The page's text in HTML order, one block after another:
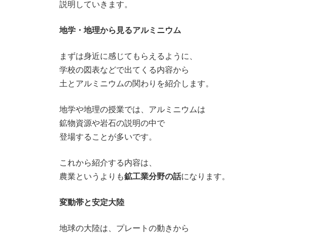
説明していきます。
地学・地理から見るアルミニウム
まずは身近に感じてもらえるように、
学校の図表などで出てくる内容から
土とアルミニウムの関わりを紹介します。
地学や地理の授業では、アルミニウムは
鉱物資源や岩石の説明の中で
登場することが多いです。
これから紹介する内容は、
農業というよりも鉱工業分野の話になります。
変動帯と安定大陸
地球の大陸は、プレートの動きから